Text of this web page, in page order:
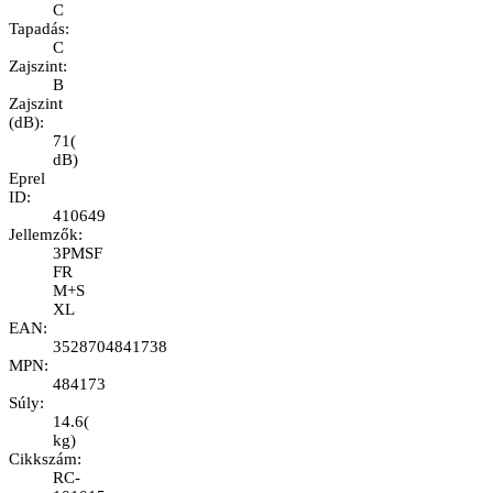
C
Tapadás:
C
Zajszint:
B
Zajszint
(dB):
71(
dB)
Eprel
ID:
410649
Jellemzők:
3PMSF
FR
M+S
XL
EAN:
3528704841738
MPN:
484173
Súly:
14.6(
kg)
Cikkszám:
RC-